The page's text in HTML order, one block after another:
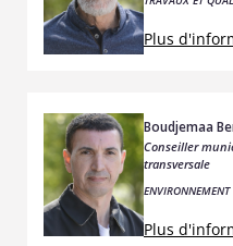
Plus
Boudjemaa
Conseiller
transversale
ENVIRONNEMENT
Plus